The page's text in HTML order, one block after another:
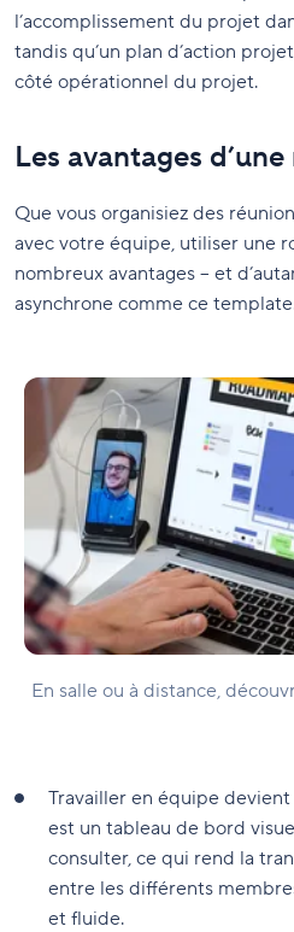
l’accomplissement du projet
tandis qu’un plan d’action
côté opérationnel du projet.
Les avantages
Que vous organisiez des
avec votre équipe, utiliser une
nombreux avantages – et
asynchrone comme ce
En salle ou à distance,
Travailler en équipe
est un tableau de bord
consulter, ce qui rend la
entre les différents
et fluide.